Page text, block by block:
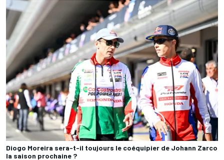
Diogo Moreira sera-t-il toujours le coéquipier de Johann Zarco
la saison prochaine ?